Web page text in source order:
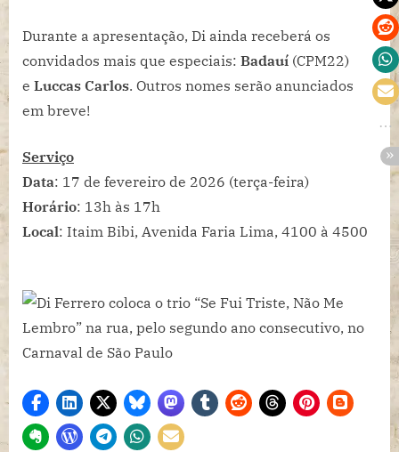
Durante a apresentação, Di ainda receberá os
convidados mais que especiais: Badauí (CPM22)
e Luccas Carlos. Outros nomes serão anunciados
em breve!
Serviço
Data: 17 de fevereiro de 2026 (terça-feira)
Horário: 13h às 17h
Local: Itaim Bibi, Avenida Faria Lima, 4100 à 4500